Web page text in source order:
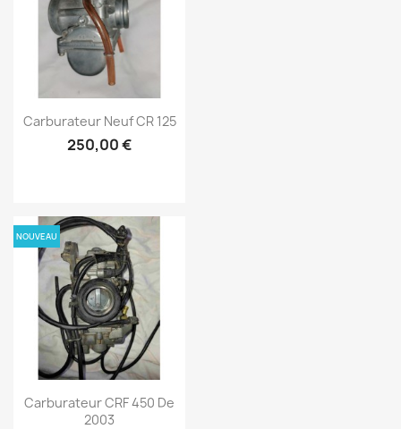
Carburateur Neuf CR 125
250,00 €
Carburateur CRF 450 De
2003
NOUVEAU